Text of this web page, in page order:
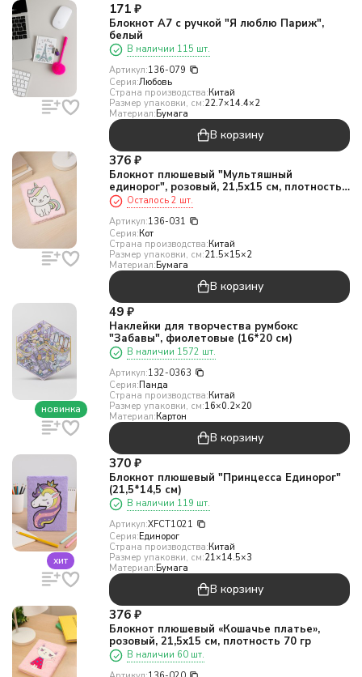
171 ₽
Блокнот А7 с ручкой "Я люблю Париж",
белый
В наличии 115 шт.
Артикул:136-079
Серия:Любовь
Страна производства:Китай
Размер упаковки, см:22.7×14.4×2
Материал:Бумага
В корзину
376 ₽
Блокнот плюшевый "Мультяшный
единорог", розовый, 21,5х15 см, плотность
70 грОсталось 2 шт.
Артикул:136-031
Серия:Кот
Страна производства:Китай
Размер упаковки, см:21.5×15×2
Материал:Бумага
В корзину
новинка
49 ₽
Наклейки для творчества румбокс
"Забавы", фиолетовые (16*20 см)
В наличии 1572 шт.
Артикул:132-0363
Серия:Панда
Страна производства:Китай
Размер упаковки, см:16×0.2×20
Материал:Картон
В корзину
хит
370 ₽
Блокнот плюшевый "Принцесса Единорог"
(21,5*14,5 см)
В наличии 119 шт.
Артикул:XFCT1021
Серия:Единорог
Страна производства:Китай
Размер упаковки, см:21×14.5×3
Материал:Бумага
В корзину
376 ₽
Блокнот плюшевый «Кошачье платье»,
розовый, 21,5х15 см, плотность 70 гр
В наличии 60 шт.